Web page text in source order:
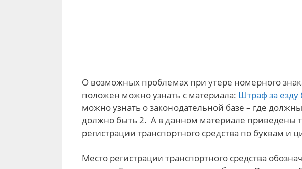
О возможных проблемах при утере номерного
положен можно узнать с материала: Штраф за езду
можно узнать о законодательной базе – где
должно быть 2. А в данном материале приведены
регистрации транспортного средства по буквам и
Место регистрации транспортного средства